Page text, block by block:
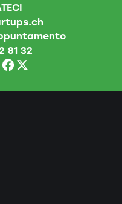
81 32